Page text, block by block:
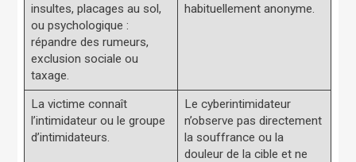
insultes, placages au sol,
ou psychologique :
répandre des rumeurs,
exclusion sociale ou
taxage.
habituellement anonyme.
La victime connaît
l’intimidateur ou le groupe
d’intimidateurs.
Le cyberintimidateur
n’observe pas directement
la souffrance ou la
douleur de la cible et ne